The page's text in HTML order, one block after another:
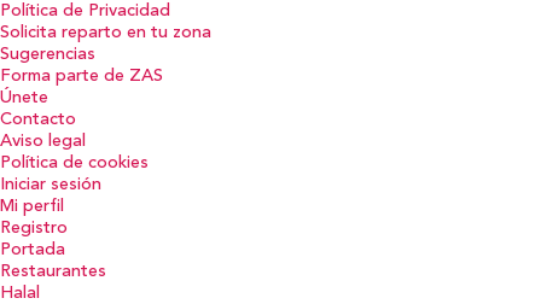
Política de Privacidad
Solicita reparto en tu zona
Sugerencias
Forma parte de ZAS
Únete
Contacto
Aviso legal
Política de cookies
Iniciar sesión
Mi perfil
Registro
Portada
Restaurantes
Halal